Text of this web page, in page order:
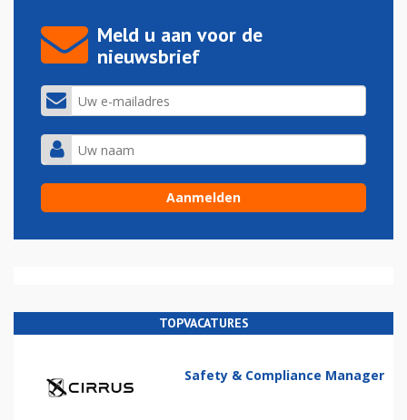
Meld u aan voor de
nieuwsbrief
TOPVACATURES
Safety & Compliance Manager